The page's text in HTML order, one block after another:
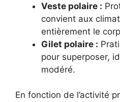
Veste polaire :
convient aux
entièrement le
Gilet polaire :
pour superposer,
modéré.
En fonction de l’activité